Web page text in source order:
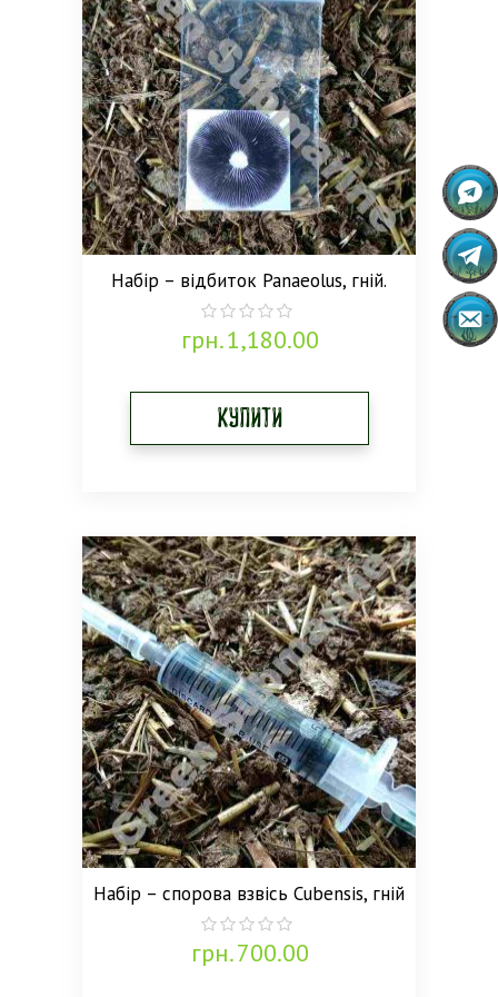
Набір – відбиток Panaeolus, гній.
0
out
грн.1,180.00
Купити
Набір – спорова взвісь Cubensis, гній
0
out
грн.700.00